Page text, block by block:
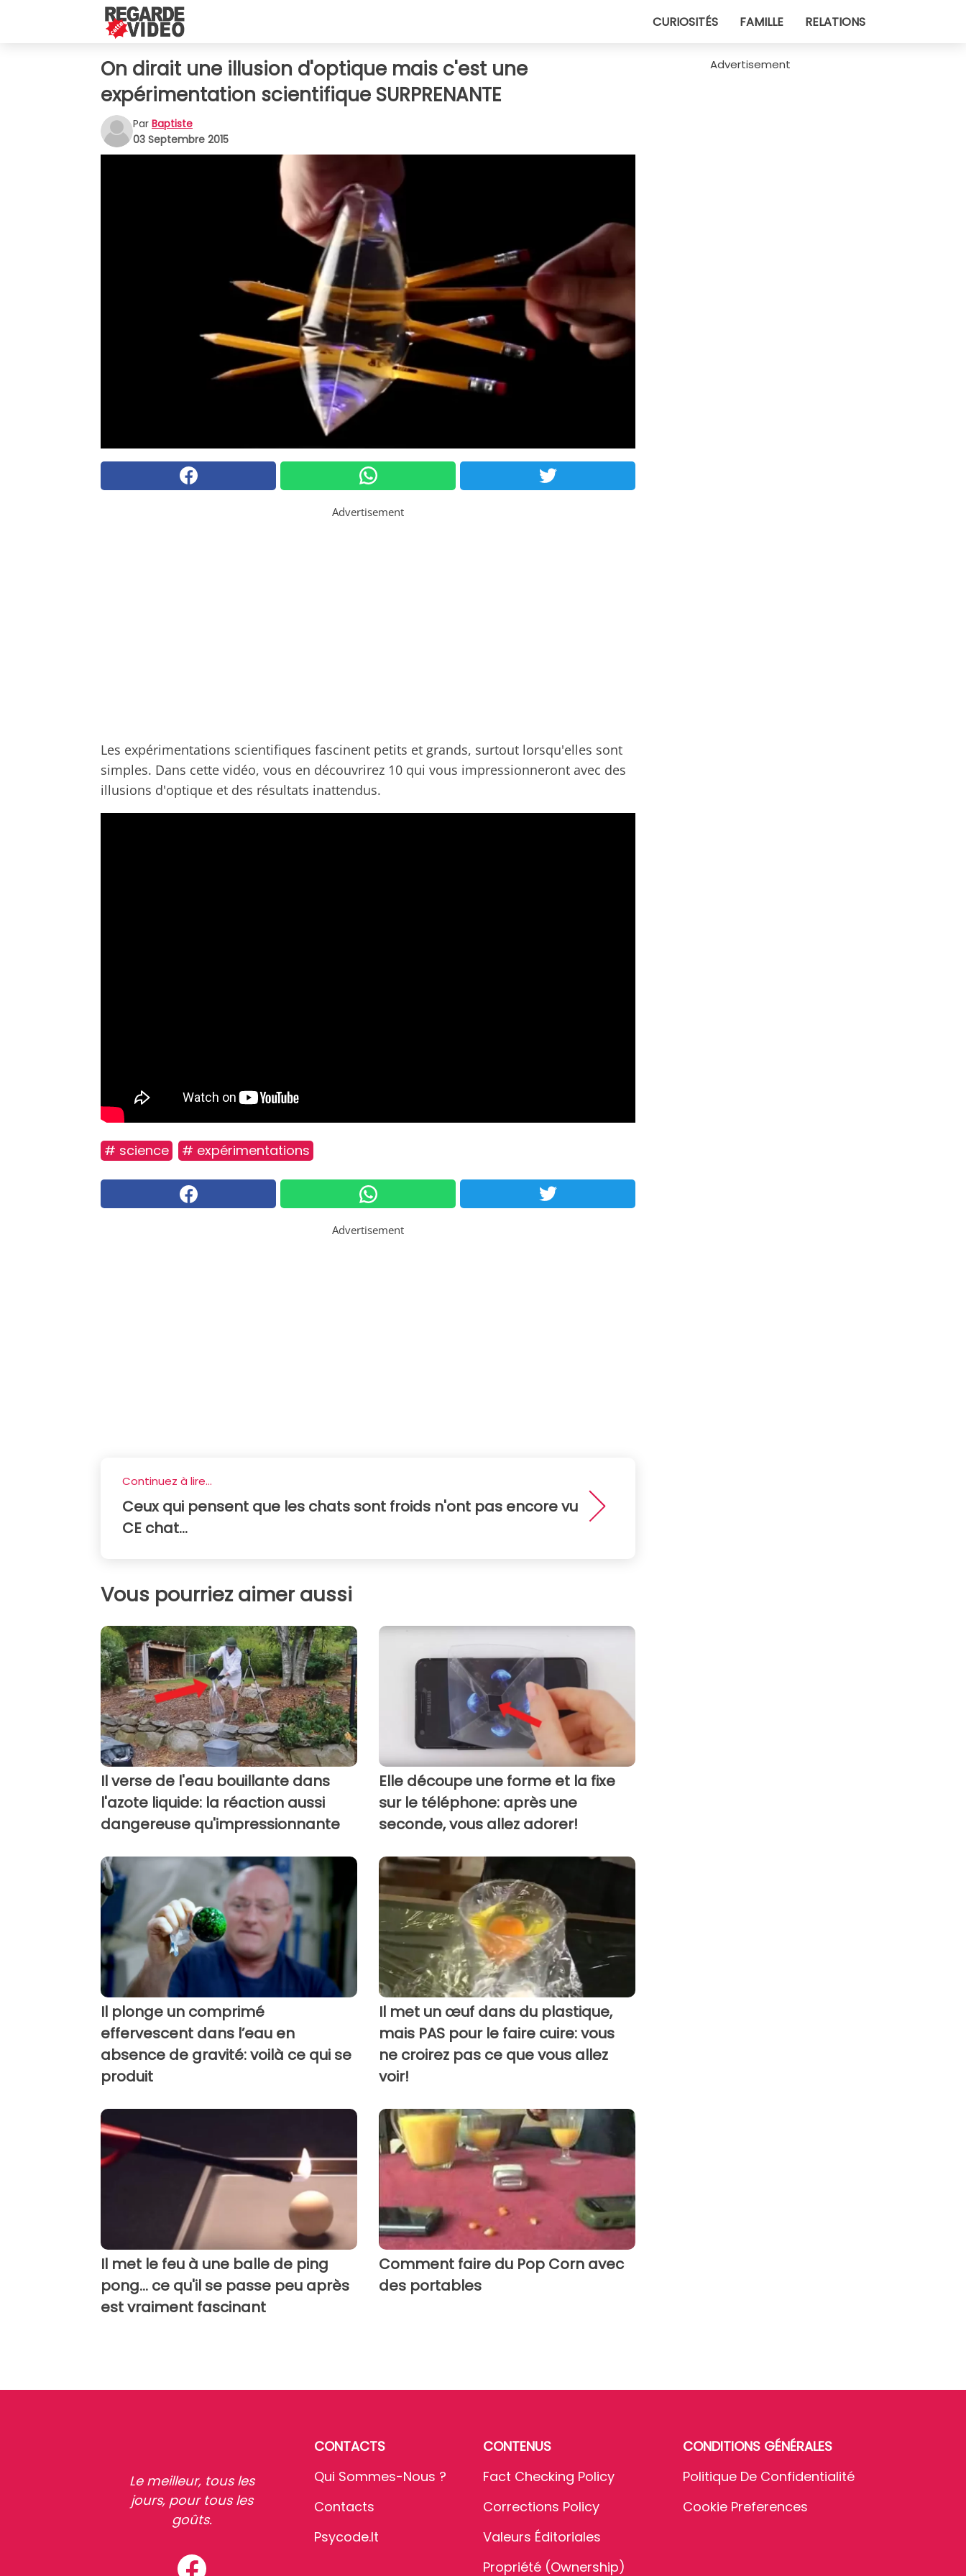
CURIOSITÉS FAMILLE RELATIONS
On dirait une illusion d'optique mais c'est une
expérimentation scientifique SURPRENANTE
Par Baptiste
03 Septembre 2015
Advertisement
Les expérimentations scientifiques fascinent petits et grands, surtout lorsqu'elles sont
simples. Dans cette vidéo, vous en découvrirez 10 qui vous impressionneront avec des
illusions d'optique et des résultats inattendus.
# science # expérimentations
Advertisement
Continuez à lire...
Ceux qui pensent que les chats sont froids n'ont pas encore vu
CE chat...
Vous pourriez aimer aussi
Il verse de l'eau bouillante dans
l'azote liquide: la réaction aussi
dangereuse qu'impressionnante
Elle découpe une forme et la fixe
sur le téléphone: après une
seconde, vous allez adorer!
Il plonge un comprimé
effervescent dans l’eau en
absence de gravité: voilà ce qui se
produit
Il met un œuf dans du plastique,
mais PAS pour le faire cuire: vous
ne croirez pas ce que vous allez
voir!
Il met le feu à une balle de ping
pong... ce qu'il se passe peu après
est vraiment fascinant
Comment faire du Pop Corn avec
des portables
Advertisement
Le meilleur, tous les
jours, pour tous les
goûts.
CONTACTS
Qui Sommes-Nous ?
Contacts
Psycode.it
CONTENUS
Fact Checking Policy
Corrections Policy
Valeurs Éditoriales
Propriété (Ownership)
CONDITIONS GÉNÉRALES
Politique De Confidentialité
Cookie Preferences